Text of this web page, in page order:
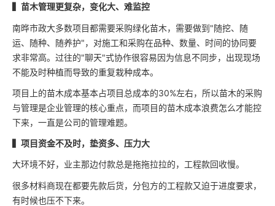
▍苗木管理更复杂，变化大、难监控
南晔市政大多数项目都需要采购绿化苗木，需要做到"随挖、随
运、随种、随养护"，对施工和采购在品种、数量、时间的协同要
求非常高。过往的"聊天"式协作很容易因为信息不同步，出现现场
不能及时种植而导致的重复栽种成本。
项目上的苗木成本基本占项目总成本的30%左右，所以苗木的采购
与管理是企业管理的核心重点，而项目的苗木成本浪费怎么才能控
下来，一直是公司的管理难题。
▍项目资金不及时，垫资多、压力大
大环境不好，业主那边付款总是拖拖拉拉的，工程款回收慢。
很多材料商现在都要先款后货，分包方的工程款又迫于进度要求，
有时候也压不下来。